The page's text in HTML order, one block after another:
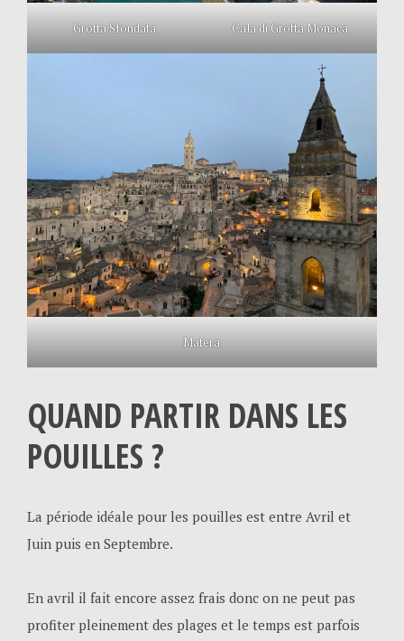
Grotta Sfondata Cala di Grotta Monaca
Matera
QUAND PARTIR DANS LES
POUILLES ?
La période idéale pour les pouilles est entre Avril et
Juin puis en Septembre.
En avril il fait encore assez frais donc on ne peut pas
profiter pleinement des plages et le temps est parfois